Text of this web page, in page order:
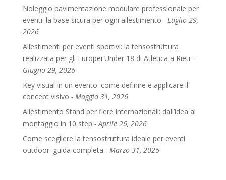
Noleggio pavimentazione modulare professionale per
eventi: la base sicura per ogni allestimento
Luglio 29,
2026
Allestimenti per eventi sportivi: la tensostruttura
realizzata per gli Europei Under 18 di Atletica a Rieti
Giugno 29, 2026
Key visual in un evento: come definire e applicare il
concept visivo
Maggio 31, 2026
Allestimento Stand per fiere internazionali: dall’idea al
montaggio in 10 step
Aprile 26, 2026
Come scegliere la tensostruttura ideale per eventi
outdoor: guida completa
Marzo 31, 2026